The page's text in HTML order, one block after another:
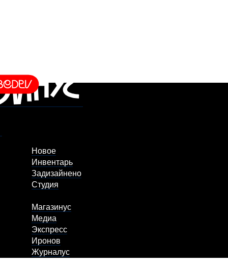
Новое
Инвентарь
Задизайнено
Студия
Магазинус
Медиа
Экспресс
Иронов
Журналус